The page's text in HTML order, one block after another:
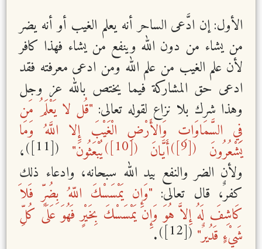
الأول: إن ادَّعى الساحر أنه يعلم الغيب أو أنه يضر
من يشاء من دون الله وينفع من يشاء فهذا كافر
لأن علم الغيب من علم الله ومن ادعى معرفته فقد
ادعى حق المشاركة فيما يختص بالله عز وجل
وهذا شرك بلا نزاع لقوله تعالى: "قُل لا يَعْلَمُ مَن
فِي السَّمَاوَاتِ وَالأَرْضِ الْغَيْبَ إِلا اللَّهُ وَمَا
يَشْعُرُونَ
(
[9]
)أَيَّانَ (
[10]
)يُبْعَثُونَ" (
[11]
)،
ولأن الضر والنفع بيد الله سبحانه، وادعاء ذلك
كفرٌ، قال تعالى: "وَإِن يَمْسَسْكَ اللّهُ بِضُرٍّ فَلاَ
كَاشِفَ لَهُ إِلاَّ هُوَ وَإِن يَمْسَسْكَ بِخَيْرٍ فَهُوَ عَلَى كُلِّ
شَيْءٍ قَدُيرٌ" (
[12]
)
.